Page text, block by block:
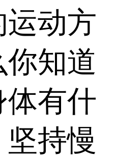
动方
知道
有什
持慢